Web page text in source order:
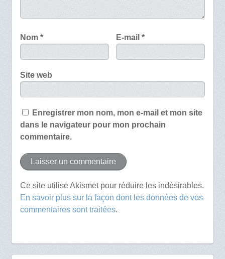
Nom * E-mail*
Site web
Enregistrer mon nom, mon e-mail et mon site
dans le navigateur pour mon prochain
commentaire.
Ce site utilise Akismet pour réduire les indésirables.
En savoir plus sur la façon dont les données de vos
commentaires sont traitées.